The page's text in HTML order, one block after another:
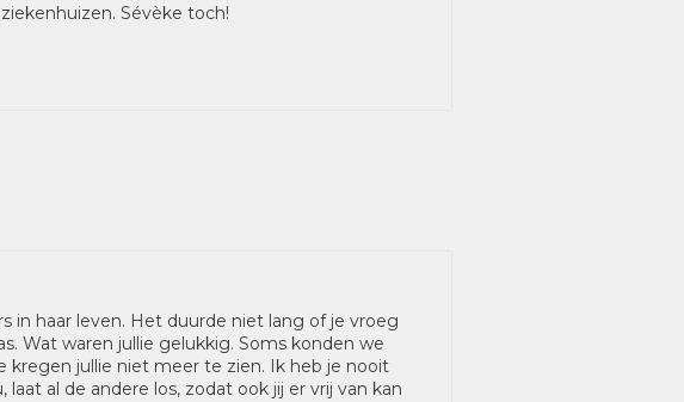
Sévèke toch!
in haar leven. Het duurde niet lang of je vroeg
Wat waren jullie gelukkig. Soms konden we
kregen jullie niet meer te zien. Ik heb je nooit
al de andere los, zodat ook jij er vrij van kan